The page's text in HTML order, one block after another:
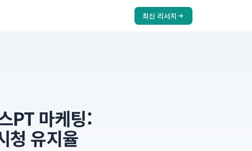
최신 리서치
PT 마케팅:
청 유지율